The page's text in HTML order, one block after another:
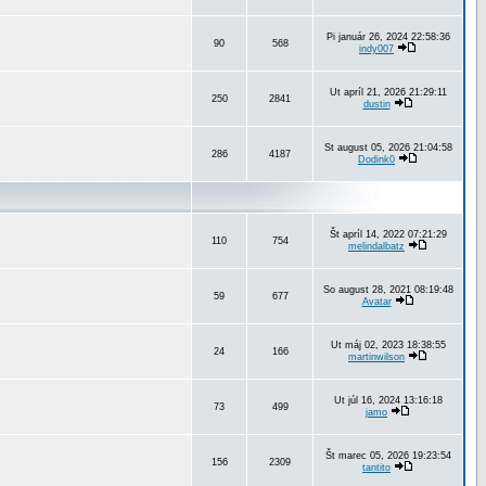
90 568
Pi január 26, 2024 22:58:36
indy007
250 2841
Ut apríl 21, 2026 21:29:11
dustin
286 4187
St august 05, 2026 21:04:58
Dodink0
110 754
Št apríl 14, 2022 07:21:29
melindalbatz
59 677
So august 28, 2021 08:19:48
Avatar
24 166
Ut máj 02, 2023 18:38:55
martinwilson
73 499
Ut júl 16, 2024 13:16:18
jamo
156 2309
Št marec 05, 2026 19:23:54
tantito